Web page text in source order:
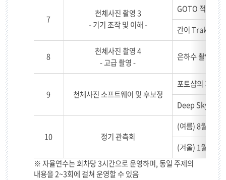
7
천체사진 촬영 3
- 기기 조작 및 이해 -
GOTO 적도의
간이 Traker 장
8
천체사진 촬영 4
- 고급 촬영 -
은하수 촬영법
9 천체사진 소프트웨어 및 후보정
포토샵의 기본
Deep Sky
10 정기 관측회
(여름) 8월 중
(겨울) 1월 중
※ 자율연수는 회차당 3시간으로 운영하며, 동일 주제의
내용을 2~3회에 걸쳐 운영할 수 있음